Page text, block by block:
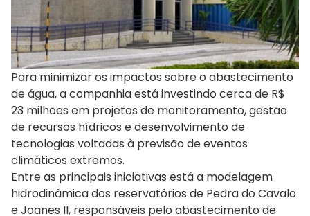
Para minimizar os impactos sobre o abastecimento
de água, a companhia está investindo cerca de R$
23 milhões em projetos de monitoramento, gestão
de recursos hídricos e desenvolvimento de
tecnologias voltadas à previsão de eventos
climáticos extremos.
Entre as principais iniciativas está a modelagem
hidrodinâmica dos reservatórios de Pedra do Cavalo
e Joanes II, responsáveis pelo abastecimento de